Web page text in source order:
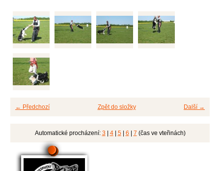
← Předchozí Další →
Zpět do složky
Automatické procházení: 3 | 4| 5| 6 | 7 (čas ve vteřinách)